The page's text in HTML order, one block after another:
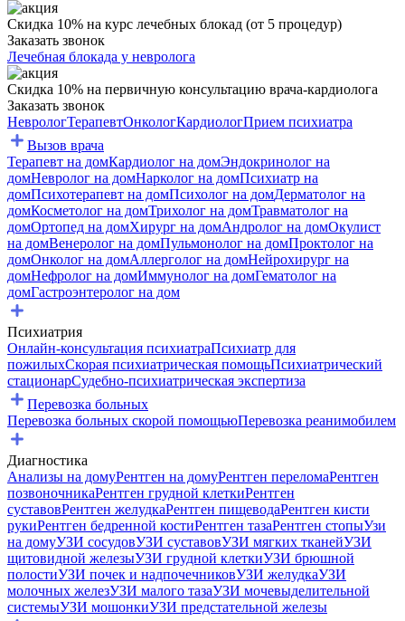
Скидка 10% на курс лечебных блокад (от 5 процедур)
Заказать звонок
Лечебная блокада у невролога
Скидка 10% на первичную консультацию врача-кардиолога
Заказать звонок
НеврологТерапевтОнкологКардиологПрием психиатра
Вызов врача
Терапевт на домКардиолог на домЭндокринолог на
домНевролог на домНарколог на домПсихиатр на
домПсихотерапевт на домПсихолог на домДерматолог на
домКосметолог на домТрихолог на домТравматолог на
домОртопед на домХирург на домАндролог на домОкулист
на домВенеролог на домПульмонолог на домПроктолог на
домОнколог на домАллерголог на домНейрохирург на
домНефролог на домИммунолог на домГематолог на
домГастроэнтеролог на дом
Психиатрия
Онлайн-консультация психиатраПсихиатр для
пожилыхСкорая психиатрическая помощьПсихиатрический
стационарСудебно-психиатрическая экспертиза
Перевозка больных
Перевозка больных скорой помощьюПеревозка реанимобилем
Диагностика
Анализы на домуРентген на домуРентген переломаРентген
позвоночникаРентген грудной клеткиРентген
суставовРентген желудкаРентген пищеводаРентген кисти
рукиРентген бедренной костиРентген тазаРентген стопыУзи
на домуУЗИ сосудовУЗИ суставовУЗИ мягких тканейУЗИ
щитовидной железыУЗИ грудной клеткиУЗИ брюшной
полостиУЗИ почек и надпочечниковУЗИ желудкаУЗИ
молочных железУЗИ малого тазаУЗИ мочевыделительной
системыУЗИ мошонкиУЗИ предстательной железы